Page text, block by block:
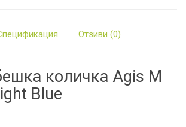
Отзиви (0)
количка Agis M
Blue